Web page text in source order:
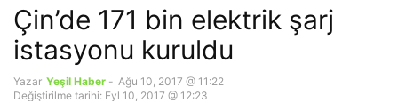
Çin’de 171 bin elektrik şarj
istasyonu kuruldu
Yazar Yeşil Haber - Ağu 10, 2017 @ 11:22
Değiştirilme tarihi: Eyl 10, 2017 @ 12:23